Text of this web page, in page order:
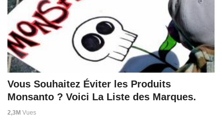
Vous Souhaitez Éviter les Produits
Monsanto ? Voici La Liste des Marques.
2,3M Vues